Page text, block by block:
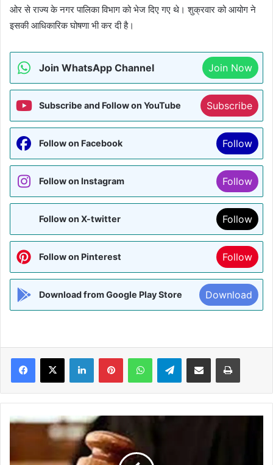
ओर से राज्य के नगर पालिका विभाग को भेज दिए गए थे। शुक्रवार को आयोग ने
इसकी आधिकारिक घोषणा भी कर दी है।
Join WhatsApp Channel Join Now
Subscribe and Follow on YouTube Subscribe
Follow on Facebook Follow
Follow on Instagram Follow
Follow on X-twitter Follow
Follow on Pinterest Follow
Download from Google Play Store Download
Facebook
X LinkedInPinterestWhatsAppTelegramShare via Email Print
UP:-
हस्ताक्षर